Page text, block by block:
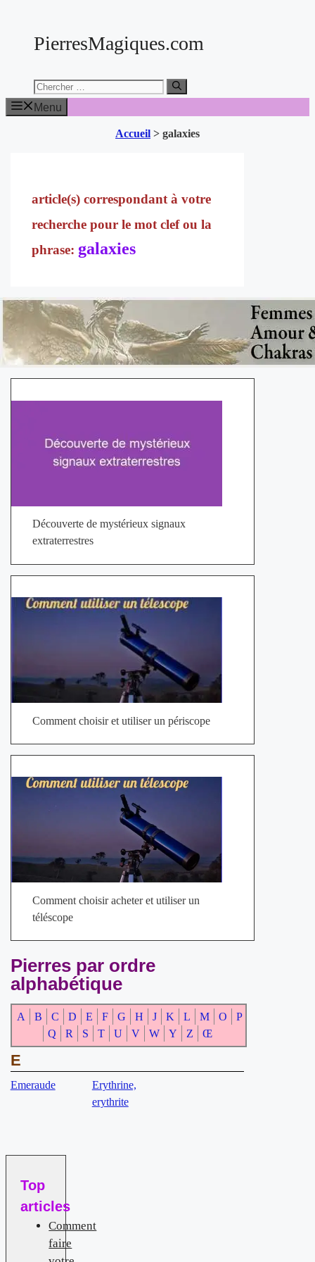
contenuPierresMagiques.com
Chercher:
Menu
Accueil > galaxies
galaxies
Découverte de mystérieux signaux
extraterrestres
Comment choisir et utiliser un périscope
Comment choisir acheter et utiliser un
téléscope
Pierres par ordre
alphabétique
A B C D E F G H J K L M O
P
Q
R S T U V W Y Z Œ
E
Emeraude
Erythrine,
erythrite
Top
articles
Comment
faire